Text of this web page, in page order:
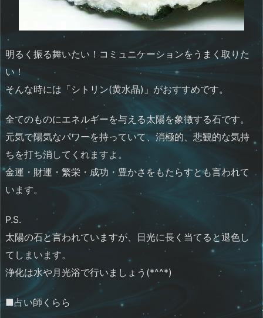
明るく振る舞いたい！コミュニケーションをうまく取りた
い！
そんな時には「シトリン(黄水晶)」がおすすめです。
全てのものにエネルギーを与える太陽を象徴する石です。
元気で陽気なパワーを持っていて、消極的、悲観的な気持
ちを打ち消してくれますよ。
金運・財運・繁栄・成功・豊かさをもたらすとも言われて
います。
P.S.
太陽の石と言われていますが、日光に長く当てると退色し
てしまいます。
浄化は水や月光浴で行いましょう(*^^*)
■占い師くらら